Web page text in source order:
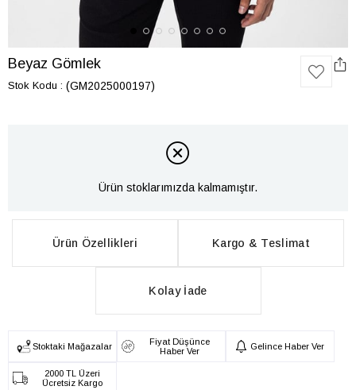
Beyaz Gömlek
Stok Kodu (GM2025000197)
Ürün stoklarımızda kalmamıştır.
Ürün Özellikleri Kargo & Teslimat
Kolay İade
Stoktaki Mağazalar
Fiyat Düşünce
Haber Ver
Gelince Haber Ver
2000 TL Üzeri
Ücretsiz Kargo